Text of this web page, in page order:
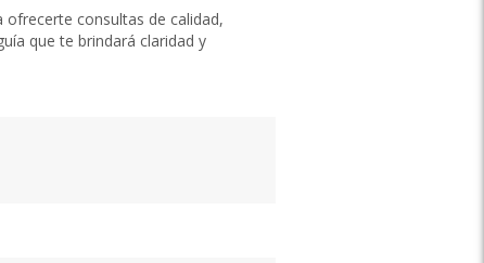
consultas de calidad,
que te brindará claridad y